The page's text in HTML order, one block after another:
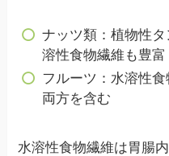
ナッツ類：植物性
溶性食物繊維も豊富
フルーツ：水溶性
両方を含む
水溶性食物繊維は胃腸